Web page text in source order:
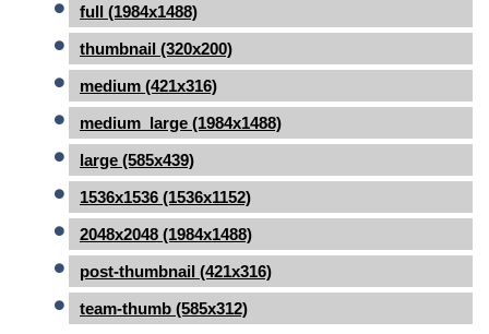
full (1984x1488)
thumbnail (320x200)
medium (421x316)
medium_large (1984x1488)
large (585x439)
1536x1536 (1536x1152)
2048x2048 (1984x1488)
post-thumbnail (421x316)
team-thumb (585x312)